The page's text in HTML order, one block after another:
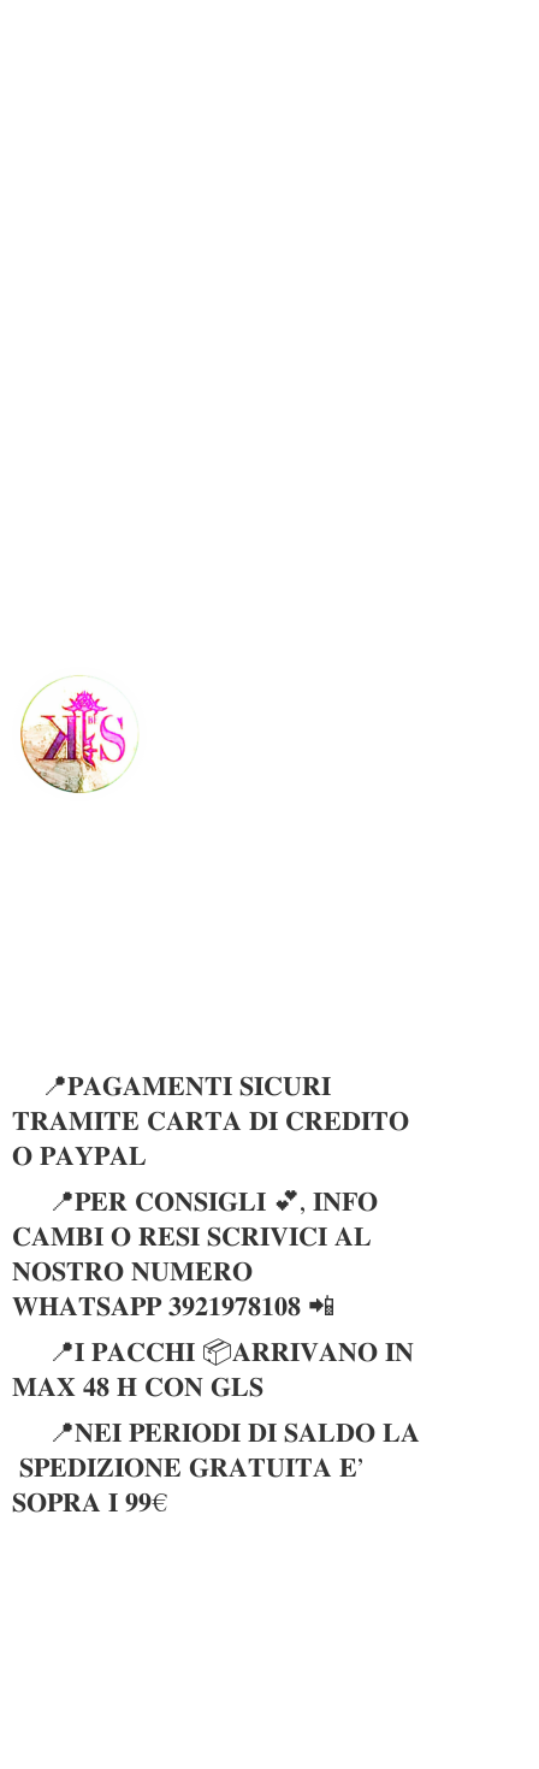
📍𝐏𝐀𝐆𝐀𝐌𝐄𝐍𝐓𝐈 𝐒𝐈𝐂𝐔𝐑𝐈
𝐓𝐑𝐀𝐌𝐈𝐓𝐄 𝐂𝐀𝐑𝐓𝐀 𝐃𝐈 𝐂𝐑𝐄𝐃𝐈𝐓𝐎
𝐎 𝐏𝐀𝐘𝐏𝐀𝐋
📍𝐏𝐄𝐑 𝐂𝐎𝐍𝐒𝐈𝐆𝐋𝐈 💕, 𝐈𝐍𝐅𝐎
𝐂𝐀𝐌𝐁𝐈 𝐎 𝐑𝐄𝐒𝐈 𝐒𝐂𝐑𝐈𝐕𝐈𝐂𝐈 𝐀𝐋
𝐍𝐎𝐒𝐓𝐑𝐎 𝐍𝐔𝐌𝐄𝐑𝐎
𝐖𝐇𝐀𝐓𝐒𝐀𝐏𝐏 𝟑𝟗𝟐𝟏𝟗𝟕𝟖𝟏𝟎𝟖 📲
📍𝐈 𝐏𝐀𝐂𝐂𝐇𝐈 📦𝐀𝐑𝐑𝐈𝐕𝐀𝐍𝐎 𝐈𝐍
𝐌𝐀𝐗 𝟒𝟖 𝐇 𝐂𝐎𝐍 𝐆𝐋𝐒
📍𝐍𝐄𝐈 𝐏𝐄𝐑𝐈𝐎𝐃𝐈 𝐃𝐈 𝐒𝐀𝐋𝐃𝐎 𝐋𝐀
𝐒𝐏𝐄𝐃𝐈𝐙𝐈𝐎𝐍𝐄 𝐆𝐑𝐀𝐓𝐔𝐈𝐓𝐀 𝐄’
𝐒𝐎𝐏𝐑𝐀 𝐈 𝟗𝟗€